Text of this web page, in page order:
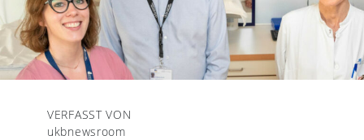
VERFASST VON
ukbnewsroom